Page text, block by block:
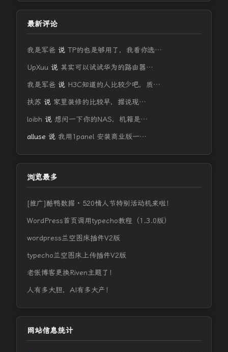
最新评论
我是军爸 说 TP的也是够用了，我看你选…
UpXuu 说 其实可以试试华为的路由器…
我是军爸 说 H3C知道的人比较少吧，质…
扶苏 说 家里装修的比较早，据说现…
loibh 说 想问一下你的NAS，机箱是…
alluse 说 我用1panel 安装商业版一…
浏览最多
[推广]酷鸭数据 · 520情人节特别活动机来啦！
WordPress首页调用typecho教程（1.3.0版）
wordpress兰空图床插件V2版
typecho兰空图床上传插件V2版
老张博客更换Riven主题了！
人有多大胆，AI有多大产！
网站信息统计